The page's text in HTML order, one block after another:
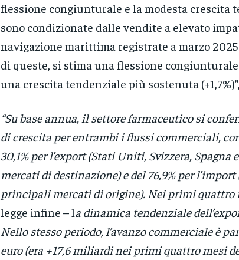
flessione congiunturale e la modesta crescita
sono condizionate dalle vendite a elevato
navigazione marittima registrate a marzo
di queste, si stima una flessione congiunturale
una crescita tendenziale più sostenuta
“Su base annua, il settore farmaceutico si
di crescita per entrambi i flussi commerciali,
30,1% per l’export (Stati Uniti, Svizzera,
mercati di destinazione) e del 76,9% per
principali mercati di origine). Nei primi quattro
legge infine – la dinamica tendenziale
Nello stesso periodo, l’avanzo commerciale è
euro (era +17,6 miliardi nei primi quattro mesi